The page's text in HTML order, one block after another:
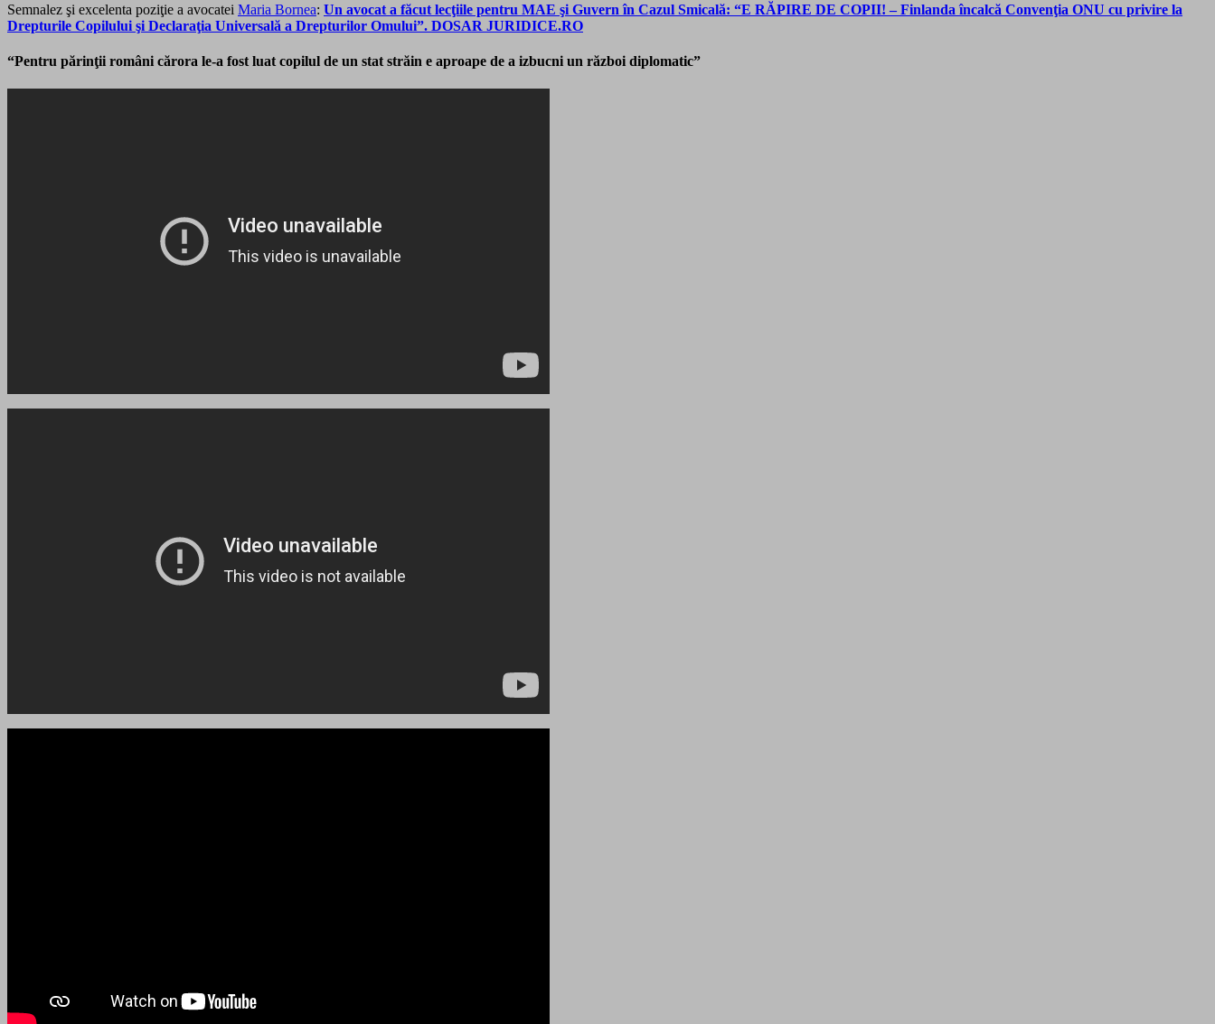
Semnalez şi excelenta poziţie a avocatei Maria Bornea: Un avocat a făcut lecţiile pentru MAE şi Guvern în Cazul Smicală: “E RĂPIRE DE COPII! – Finlanda încalcă Convenţia ONU cu privire la
Drepturile Copilului şi Declaraţia Universală a Drepturilor Omului”. DOSAR JURIDICE.RO
“Pentru părinţii români cărora le-a fost luat copilul de un stat străin e aproape de a izbucni un război diplomatic”